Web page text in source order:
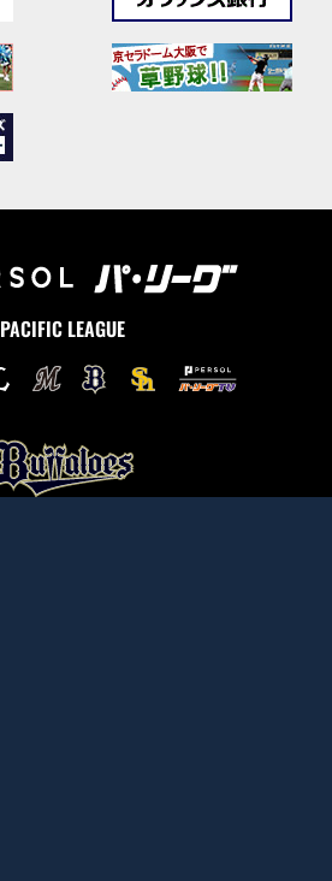
PACIFIC LEAGUE